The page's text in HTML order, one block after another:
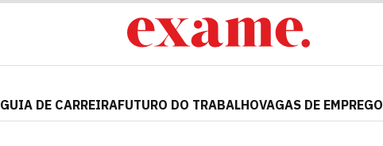
GUIA DE CARREIRAFUTURO DO TRABALHOVAGAS DE EMPREGO